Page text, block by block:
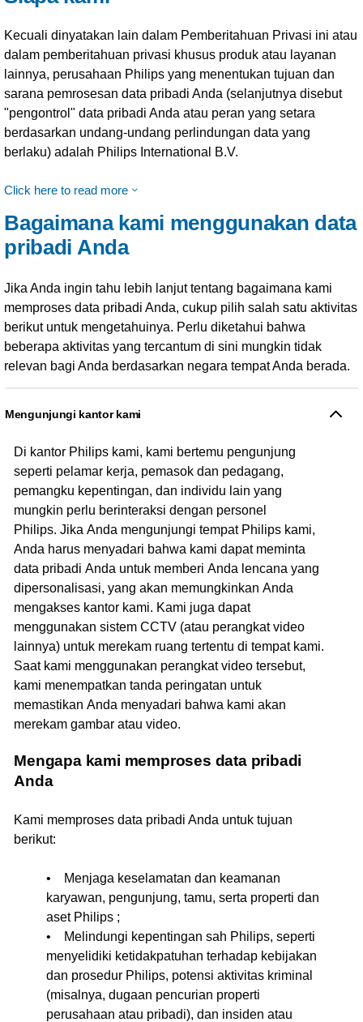
Kecuali dinyatakan lain dalam Pemberitahuan Privasi ini atau
dalam pemberitahuan privasi khusus produk atau layanan
lainnya, perusahaan Philips yang menentukan tujuan dan
sarana pemrosesan data pribadi Anda (selanjutnya disebut
"pengontrol" data pribadi Anda atau peran yang setara
berdasarkan undang-undang perlindungan data yang
berlaku) adalah Philips International B.V.
Click here to read more
Bagaimana kami menggunakan data
pribadi Anda
Jika Anda ingin tahu lebih lanjut tentang bagaimana kami
memproses data pribadi Anda, cukup pilih salah satu aktivitas
berikut untuk mengetahuinya. Perlu diketahui bahwa
beberapa aktivitas yang tercantum di sini mungkin tidak
relevan bagi Anda berdasarkan negara tempat Anda berada.
Mengunjungi kantor kami
Di kantor Philips kami, kami bertemu pengunjung
seperti pelamar kerja, pemasok dan pedagang,
pemangku kepentingan, dan individu lain yang
mungkin perlu berinteraksi dengan personel
Philips. Jika Anda mengunjungi tempat Philips kami,
Anda harus menyadari bahwa kami dapat meminta
data pribadi Anda untuk memberi Anda lencana yang
dipersonalisasi, yang akan memungkinkan Anda
mengakses kantor kami. Kami juga dapat
menggunakan sistem CCTV (atau perangkat video
lainnya) untuk merekam ruang tertentu di tempat kami.
Saat kami menggunakan perangkat video tersebut,
kami menempatkan tanda peringatan untuk
memastikan Anda menyadari bahwa kami akan
merekam gambar atau video.
Mengapa kami memproses data pribadi
Anda
Kami memproses data pribadi Anda untuk tujuan
berikut:
• Menjaga keselamatan dan keamanan
karyawan, pengunjung, tamu, serta properti dan
aset Philips ;
• Melindungi kepentingan sah Philips, seperti
menyelidiki ketidakpatuhan terhadap kebijakan
dan prosedur Philips, potensi aktivitas kriminal
(misalnya, dugaan pencurian properti
perusahaan atau pribadi), dan insiden atau